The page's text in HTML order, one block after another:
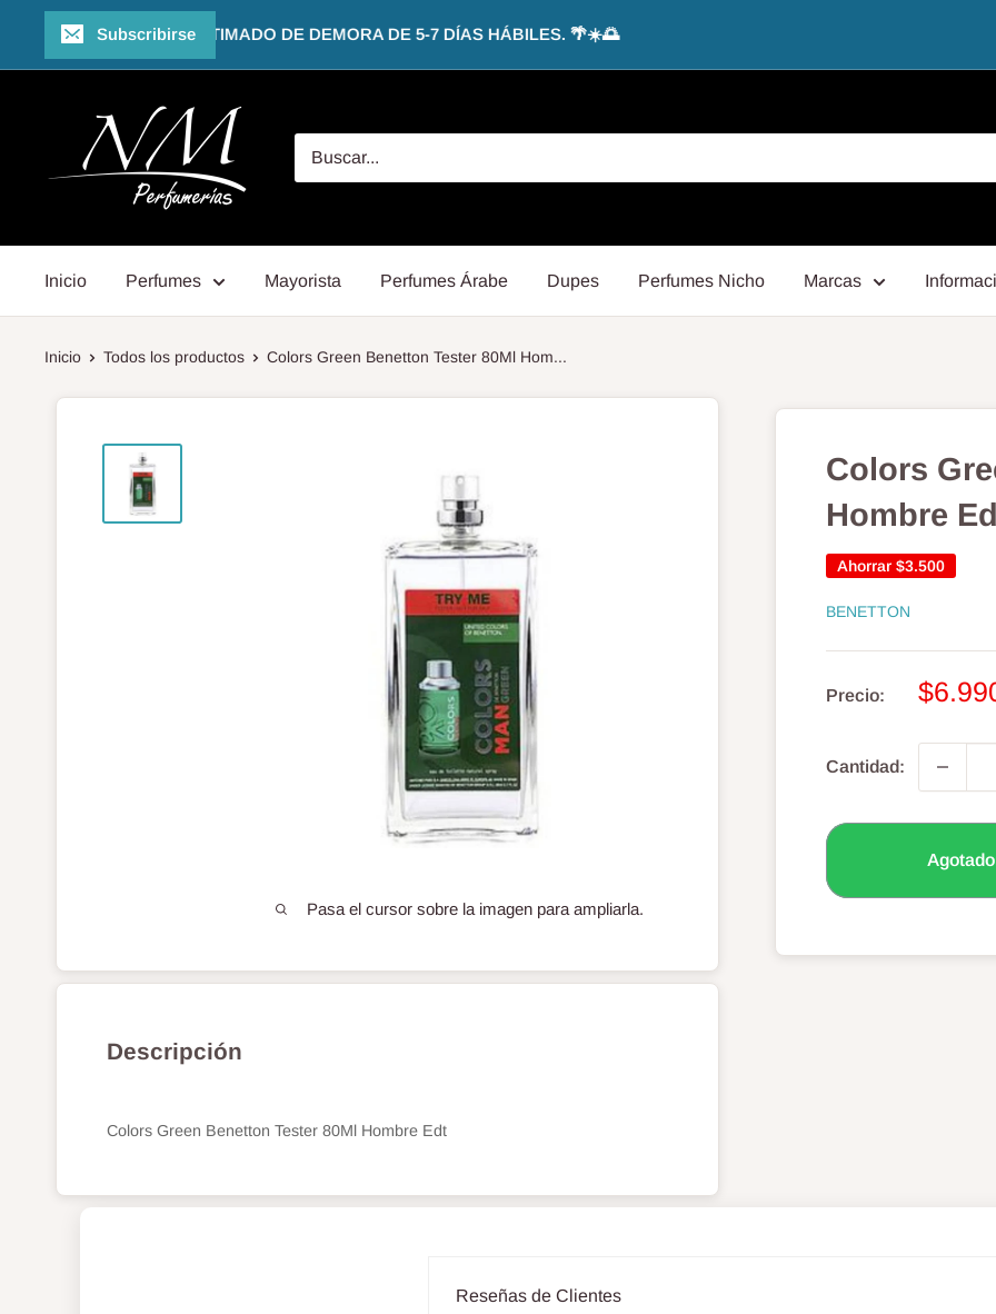
directamente
🌴☀️🌅 TIEMPO ESTIMADO DE DEMORA DE 5-7 DÍAS HÁBILES. 🌴☀️🌅
Subscribirse
Perfumerías
Inicio Perfumes Mayorista Perfumes Árabe Dupes Perfumes Nicho Marcas
Inicio Todos los productos Colors Green Benetton Tester 80Ml Hom...
Pasa el cursor sobre la imagen para ampliarla.
Colors
Hombre
Ahorrar $3.500
BENETTON
Precio:
Precio
venta
Cantidad:
Agotado
Descripción
Colors Green Benetton Tester 80Ml Hombre Edt
Reseñas de Clientes